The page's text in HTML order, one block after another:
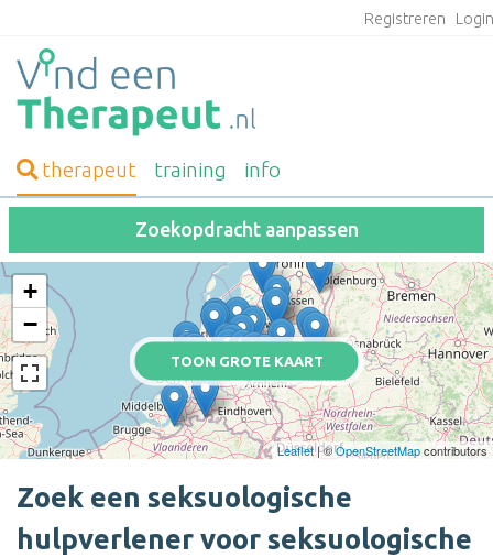
Registreren
therapeut training info
Zoekopdracht aanpassen
TOON GROTE KAART
+
−
Leaflet| ©OpenStreetMapcontributors
Zoek een seksuologische
hulpverlener voor seksuologische